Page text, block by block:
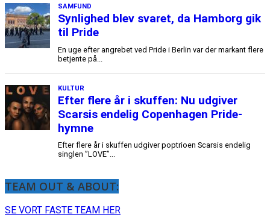
TEAM OUT & ABOUT:
SE VORT FASTE TEAM HER